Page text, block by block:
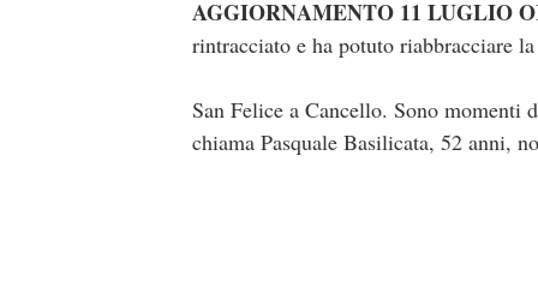
AGGIORNAMENTO 11 LUGLIO
rintracciato e ha potuto riabbracciare
San Felice a Cancello. Sono momenti
chiama Pasquale Basilicata, 52 anni,